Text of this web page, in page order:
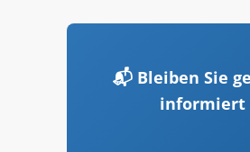
📬 Bleiben Sie
informiert